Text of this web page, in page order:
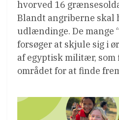
hvorved 16
Blandt angriberne skal
udlændinge. De mange
forsøger at skjule sig i
af egyptisk militær,
området for at finde